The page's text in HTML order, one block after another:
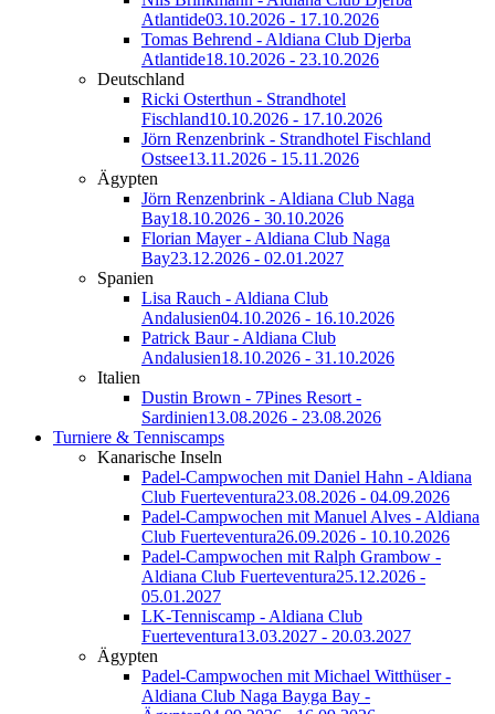
Atlantide03.10.2026 - 17.10.2026
Tomas Behrend - Aldiana Club Djerba
Atlantide18.10.2026 - 23.10.2026
Deutschland
Ricki Osterthun - Strandhotel
Fischland10.10.2026 - 17.10.2026
Jörn Renzenbrink - Strandhotel Fischland
Ostsee13.11.2026 - 15.11.2026
Ägypten
Jörn Renzenbrink - Aldiana Club Naga
Bay18.10.2026 - 30.10.2026
Florian Mayer - Aldiana Club Naga
Bay23.12.2026 - 02.01.2027
Spanien
Lisa Rauch - Aldiana Club
Andalusien04.10.2026 - 16.10.2026
Patrick Baur - Aldiana Club
Andalusien18.10.2026 - 31.10.2026
Italien
Dustin Brown - 7Pines Resort -
Sardinien13.08.2026 - 23.08.2026
Turniere & Tenniscamps
Kanarische Inseln
Padel-Campwochen mit Daniel Hahn - Aldiana
Club Fuerteventura23.08.2026 - 04.09.2026
Padel-Campwochen mit Manuel Alves - Aldiana
Club Fuerteventura26.09.2026 - 10.10.2026
Padel-Campwochen mit Ralph Grambow -
Aldiana Club Fuerteventura25.12.2026 -
05.01.2027
LK-Tenniscamp - Aldiana Club
Fuerteventura13.03.2027 - 20.03.2027
Ägypten
Padel-Campwochen mit Michael Witthüser -
Aldiana Club Naga Bayga Bay -